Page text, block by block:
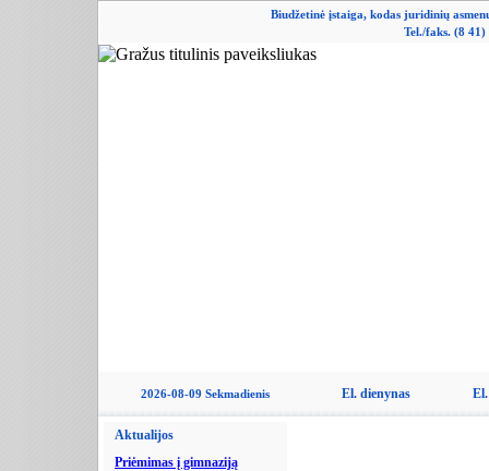
Biudžetinė įstaiga, kodas juridinių
Tel./faks. (8
2026-08-09 Sekmadienis El. dienynas
Aktualijos
Priėmimas į gimnaziją